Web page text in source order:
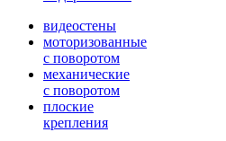
видеостены
моторизованные
с поворотом
механические
с поворотом
плоские
крепления